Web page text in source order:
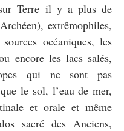
Terre il y a plus de
extrêmophiles,
océaniques, les
encore les lacs salés,
qui ne sont pas
le sol, l’eau de mer,
et orale et même
sacré des Anciens,